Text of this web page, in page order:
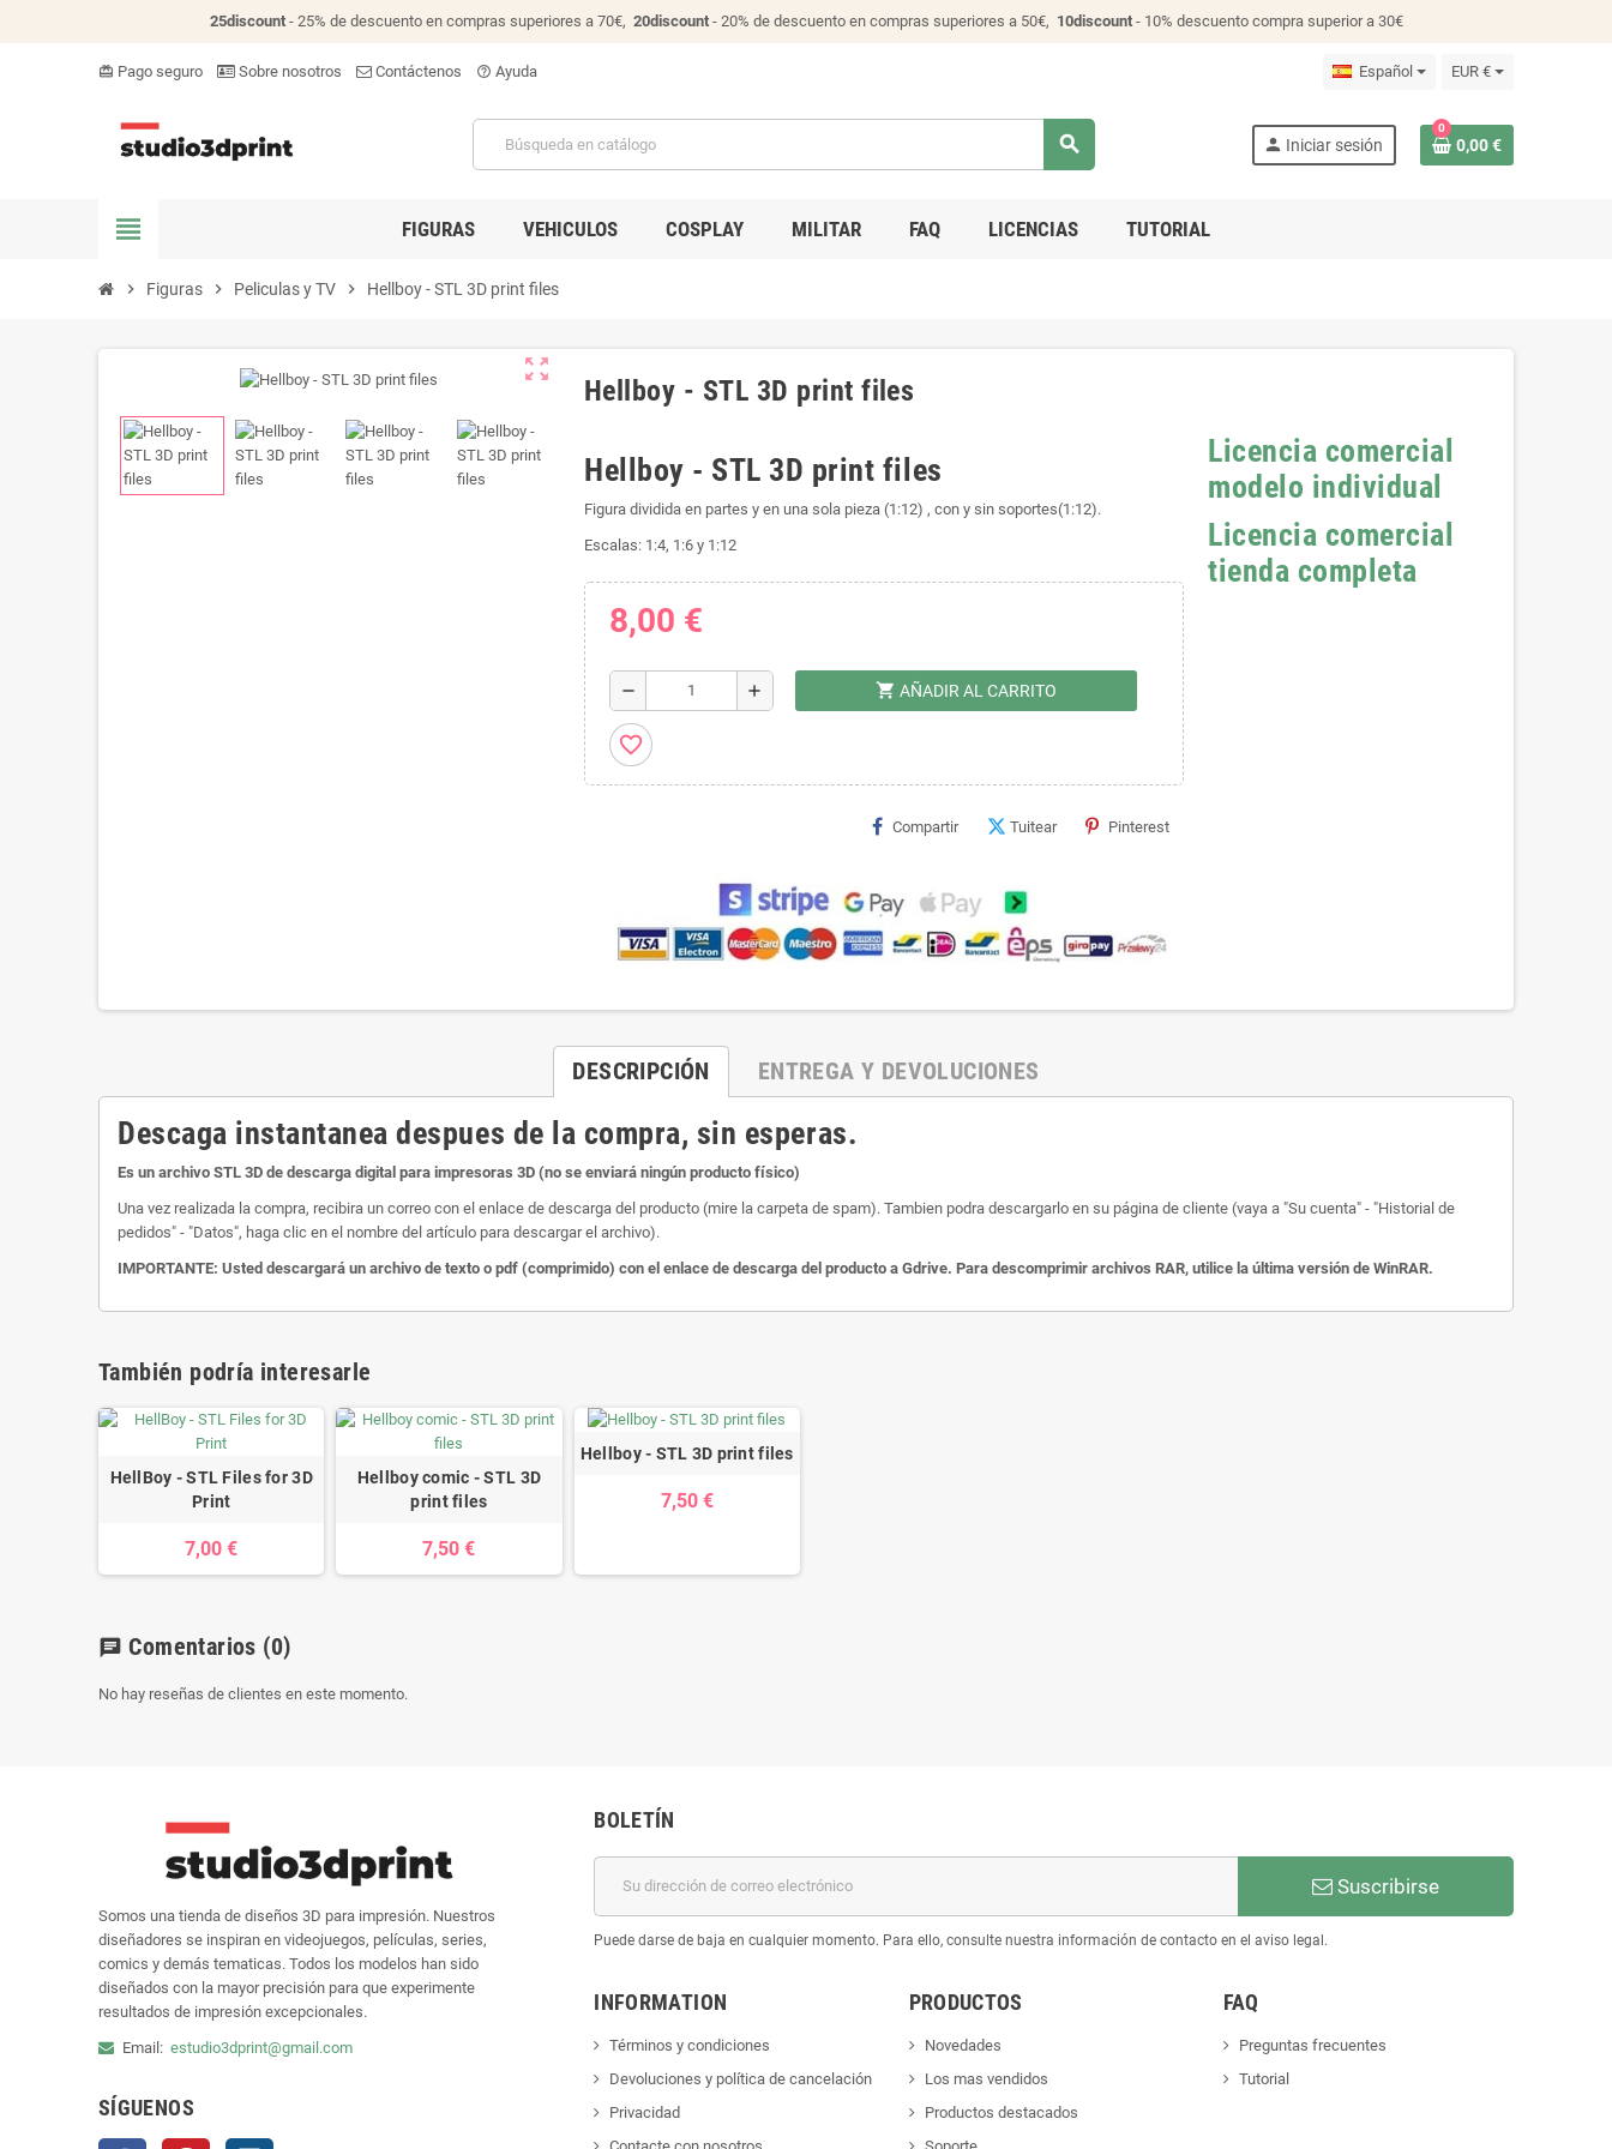
25discount- 25% de descuento en compras superiores a 70€, 20discount- 20% de descuento en compras superiores a 50€, 10discount- 10% descuento compra superior a 30€
card_giftcard Pago seguro Sobre nosotros Contáctenos help_outline Ayuda Español EUR €
search person Iniciar sesión
0
0,00 €
view_headline FIGURAS VEHICULOS COSPLAY MILITAR FAQ LICENCIAS TUTORIAL
chevron_right Figuras chevron_right Peliculas y TV chevron_right Hellboy - STL 3D print files
zoom_out_map
Hellboy - STL 3D print files
Hellboy - STL 3D print files
Figura dividida en partes y en una sola pieza (1:12) , con y sin soportes(1:12).
Escalas: 1:4, 1:6 y 1:12
8,00 €
remove add shopping_cart AÑADIR AL CARRITO
favorite_border
Compartir Tuitear Pinterest
Licencia comercial
modelo individual
Licencia comercial
tienda completa
DESCRIPCIÓN ENTREGA Y DEVOLUCIONES
Descaga instantanea despues de la compra, sin esperas.
Es un archivo STL 3D de descarga digital para impresoras 3D (no se enviará ningún producto físico)
Una vez realizada la compra, recibira un correo con el enlace de descarga del producto (mire la carpeta de spam). Tambien podra descargarlo en su página de cliente (vaya a "Su cuenta" - "Historial de
pedidos" - "Datos", haga clic en el nombre del artículo para descargar el archivo).
IMPORTANTE: Usted descargará un archivo de texto o pdf (comprimido) con el enlace de descarga del producto a Gdrive. Para descomprimir archivos RAR, utilice la última versión de WinRAR.
También podría interesarle
HellBoy - STL Files for 3D
Print
7,00 €
Hellboy comic - STL 3D
print files
7,50 €
Hellboy - STL 3D print files
7,50 €
chat Comentarios (0)
No hay reseñas de clientes en este momento.
Somos una tienda de diseños 3D para impresión. Nuestros
diseñadores se inspiran en videojuegos, películas, series,
comics y demás tematicas. Todos los modelos han sido
diseñados con la mayor precisión para que experimente
resultados de impresión excepcionales.
Email: estudio3dprint@gmail.com
SÍGUENOS
BOLETÍN
Suscribirse
Puede darse de baja en cualquier momento. Para ello, consulte nuestra información de contacto en el aviso legal.
INFORMATION
Términos y condiciones
Devoluciones y política de cancelación
Privacidad
PRODUCTOS
Novedades
Los mas vendidos
Productos destacados
FAQ
Preguntas frecuentes
Tutorial